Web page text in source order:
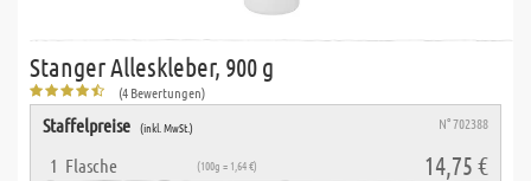
Stanger Alleskleber, 900 g
(4 Bewertungen)
Staffelpreise (inkl. MwSt.) N° 702388
1 Flasche (100g = 1,64 €) 14,75 €